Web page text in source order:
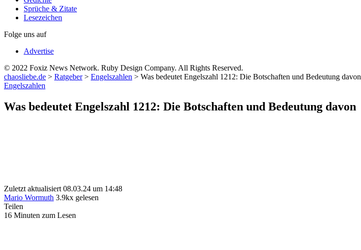
Sprüche & Zitate
Lesezeichen
Folge uns auf
Advertise
© 2022 Foxiz News Network. Ruby Design Company. All Rights Reserved.
chaosliebe.de > Ratgeber> Engelszahlen > Was bedeutet Engelszahl 1212: Die Botschaften und Bedeutung davon
Engelszahlen
Was bedeutet Engelszahl 1212: Die Botschaften und Bedeutung davon
Zuletzt aktualisiert 08.03.24 um 14:48
Mario Wormuth 3.9kx gelesen
Teilen
16 Minuten zum Lesen